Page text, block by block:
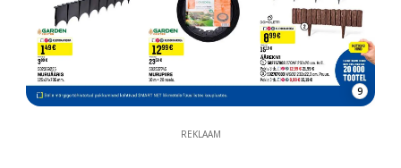
9
REKLAAM